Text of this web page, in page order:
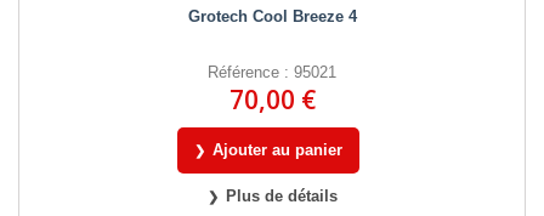
Grotech Cool Breeze 4
Référence : 95021
70,00 €
Ajouter au panier
Plus de détails